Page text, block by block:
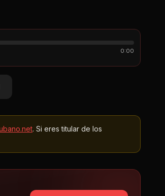
0:00
. Si eres titular de los